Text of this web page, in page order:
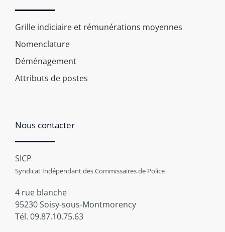
Grille indiciaire et rémunérations moyennes
Nomenclature
Déménagement
Attributs de postes
Nous contacter
SICP
Syndicat Indépendant des Commissaires de Police
4 rue blanche
95230 Soisy-sous-Montmorency
Tél. 09.87.10.75.63